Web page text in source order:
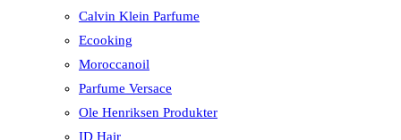
Calvin Klein Parfume
Ecooking
Moroccanoil
Parfume Versace
Ole Henriksen Produkter
ID Hair